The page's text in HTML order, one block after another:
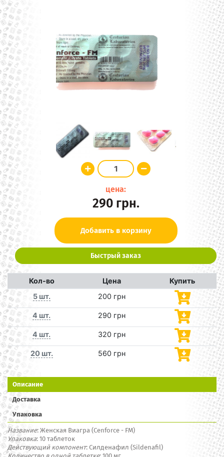
Кол-во Цена
Купить
5 шт.
200 грн
4 шт. 290 грн
4 шт. 320 грн
20 шт. 560 грн
Описание
Доставка
Упаковка
Название: Женская Виагра (Cenforce - FM)
Упаковка: 10 таблеток
Действующий компонент: Силденафил (Sildenafil)
цена:
290грн.
Добавить в корзину
Быстрый заказ